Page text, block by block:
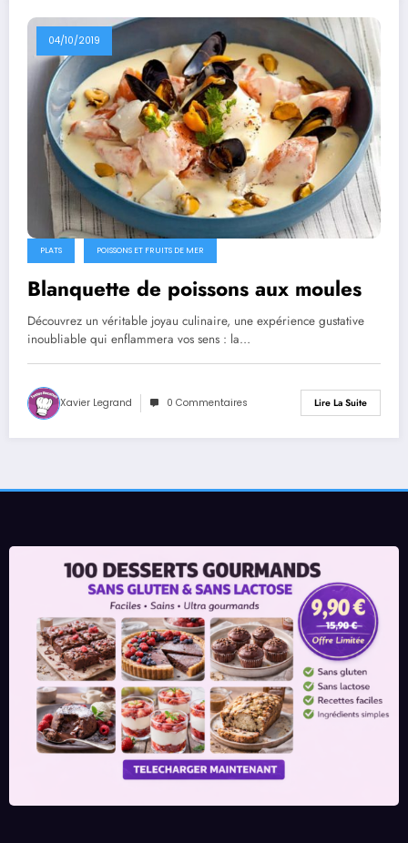
04/10/2019
PLATS POISSONS ET FRUITS DE MER
Blanquette de poissons aux moules
Découvrez un véritable joyau culinaire, une expérience gustative
inoubliable qui enflammera vos sens : la…
Xavier Legrand 0 Commentaires Lire La Suite